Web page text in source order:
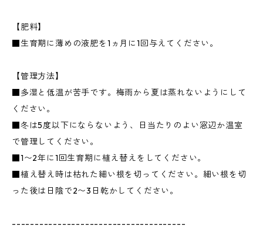
【肥料】
■生育期に薄めの液肥を1ヵ月に1回与えてください。
【管理方法】
■多湿と低温が苦手です。梅雨から夏は蒸れないようにして
ください。
■冬は5度以下にならないよう、日当たりのよい窓辺か温室
で管理してください。
■1〜2年に1回生育期に植え替えをしてください。
■植え替え時は枯れた細い根を切ってください。細い根を切
った後は日陰で2〜3日乾かしてください。
--------------------------------------